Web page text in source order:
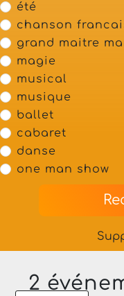
été
chanson
grand maitre
magie
musical
musique
ballet
cabaret
danse
one man show
2